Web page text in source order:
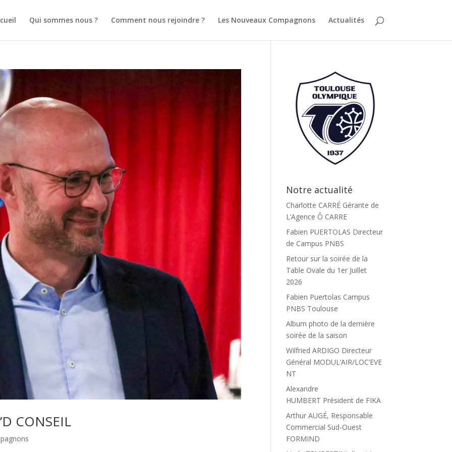
Qui sommes nous ? Comment nous rejoindre ? Les Nouveaux Compagnons Actualités
CONSEIL
Notre actualité
Charlotte CARRÉ Gérante de
L’Agence Ô CARRE
Fabien PUERTOLAS Directeur
de Campus PNBS
Retour sur la soirée de la
Table Ovale du 1er Juillet
2026
Fabien Puertolas Campus
PNBS Toulouse
Album photo de la dernière
soirée de la saison
Wilfried ARDIGO Directeur
Général MODUL’AIR/LOC’EVE
NT
Alexandre
HUMBERT Président de FIKA
Arthur AUGÉ, Responsable
Commercial Sud-Ouest
FORMIND